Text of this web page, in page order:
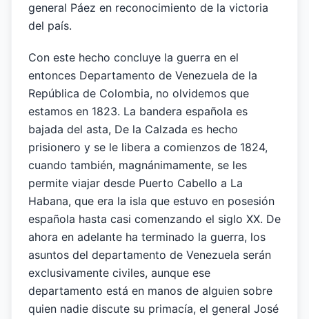
general Páez en reconocimiento de la victoria
del país.
Con este hecho concluye la guerra en el
entonces Departamento de Venezuela de la
República de Colombia, no olvidemos que
estamos en 1823. La bandera española es
bajada del asta, De la Calzada es hecho
prisionero y se le libera a comienzos de 1824,
cuando también, magnánimamente, se les
permite viajar desde Puerto Cabello a La
Habana, que era la isla que estuvo en posesión
española hasta casi comenzando el siglo XX. De
ahora en adelante ha terminado la guerra, los
asuntos del departamento de Venezuela serán
exclusivamente civiles, aunque ese
departamento está en manos de alguien sobre
quien nadie discute su primacía, el general José